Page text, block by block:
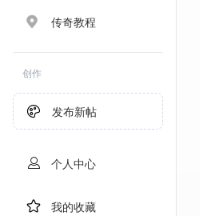
传奇教程
创作
发布新帖
个人中心
我的收藏